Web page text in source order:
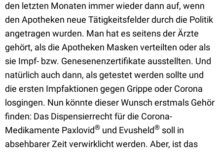
den letzten Monaten immer wieder dann auf, wenn
den Apotheken neue Tätigkeitsfelder durch die Politik
angetragen wurden. Man hat es seitens der Ärzte
gehört, als die Apotheken Masken verteilten oder als
sie Impf- bzw. Genesenenzertifikate ausstellten. Und
natürlich auch dann, als getestet werden sollte und
die ersten Impfaktionen gegen Grippe oder Corona
losgingen. Nun könnte dieser Wunsch erstmals Gehör
finden: Das Dispensierrecht für die Corona-
Medikamente Paxlovid® und Evusheld® soll in
absehbarer Zeit verwirklicht werden. Aber, ist das